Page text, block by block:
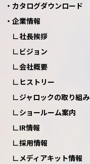
カタログダウンロード
企業情報
社長挨拶
ビジョン
会社概要
ヒストリー
ジャロックの取り組み
ショールーム案内
IR情報
採用情報
メディアキット情報